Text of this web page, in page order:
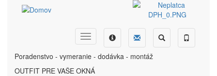
Telefón
Hľadať
Dopyt
Menu
Ponuka
Poradenstvo - vymeranie - dodávka - montáž
OUTFIT PRE VAŠE OKNÁ